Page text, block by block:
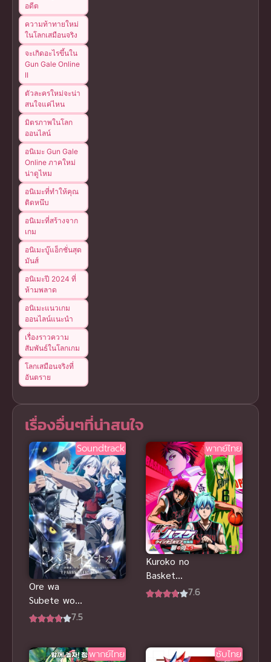
อดีต
ความท้าทายใหม่
ในโลกเสมือนจริง
จะเกิดอะไรขึ้นใน
Gun Gale Online
II
ตัวละครใหม่จะน่า
สนใจแค่ไหน
มิตรภาพในโลก
ออนไลน์
อนิเมะ Gun Gale
Online ภาคใหม่
น่าดูไหม
อนิเมะที่ทำให้คุณ
ติดหนึบ
อนิเมะที่สร้างจาก
เกม
อนิเมะบู๊แอ็กชั่นสุด
มันส์
อนิเมะปี 2024 ที่
ห้ามพลาด
อนิเมะแนวเกม
ออนไลน์แนะนำ
เรื่องราวความ
สัมพันธ์ในโลกเกม
โลกเสมือนจริงที่
อันตราย
เรื่องอื่นๆที่น่าสนใจ
Soundtrack
Ore wa
Subete wo
“Parry” suru
7.5
พากย์ไทย
Kuroko no
Basket
Movie 3 วิน
เดือด
7.6
พากย์ไทย ซับไทย